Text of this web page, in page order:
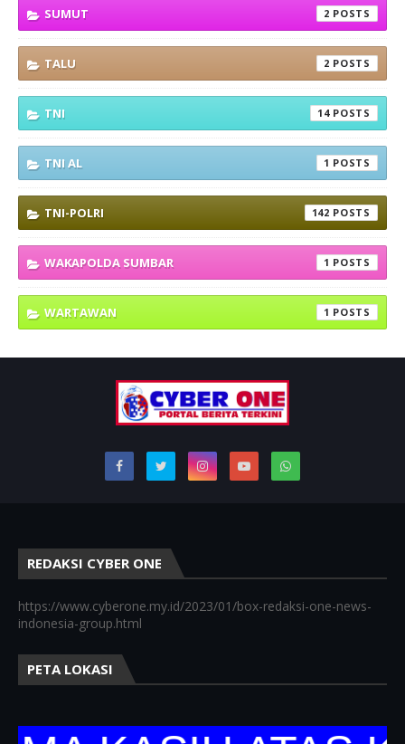
SUMUT 2
TALU 2
TNI 14
TNI AL 1
TNI-POLRI 142
WAKAPOLDA SUMBAR 1
WARTAWAN 1
REDAKSI CYBER ONE
https://www.cyberone.my.id/2023/01/box-redaksi-one-news-
indonesia-group.html
PETA LOKASI